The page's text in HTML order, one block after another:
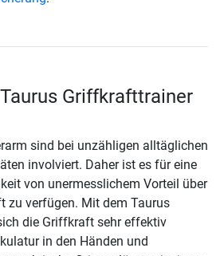
Griffkrafttrainer
sind bei unzähligen alltäglichen
involviert. Daher ist es für eine
von unermesslichem Vorteil über
zu verfügen. Mit dem Taurus
die Griffkraft sehr effektiv
in den Händen und